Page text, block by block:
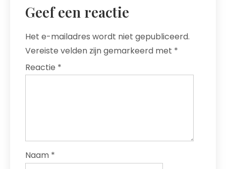
Geef een reactie
Het e-mailadres wordt niet gepubliceerd.
Vereiste velden zijn gemarkeerd met *
Reactie *
Naam *